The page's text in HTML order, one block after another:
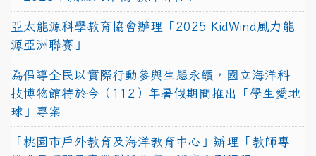
亞太能源科學教育協會辦理「2025 KidWind風力能
源亞洲聯賽」
為倡導全民以實際行動參與生態永續，國立海洋科
技博物館特於今（112）年暑假期間推出「學生愛地
球」專案
「桃園市戶外教育及海洋教育中心」辦理「教師專